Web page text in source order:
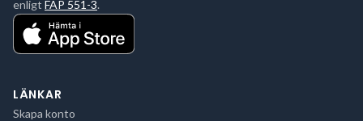
enligt FAP 551-3.
LÄNKAR
Skapa konto